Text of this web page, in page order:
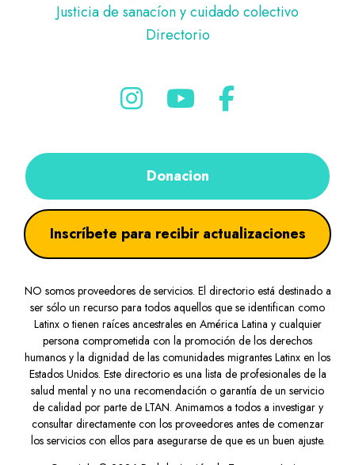
Justicia de sanacíon y cuidado colectivo
Directorio
Donacion
Inscríbete para recibir actualizaciones
NO somos proveedores de servicios. El directorio está destinado a
ser sólo un recurso para todos aquellos que se identifican como
Latinx o tienen raíces ancestrales en América Latina y cualquier
persona comprometida con la promoción de los derechos
humanos y la dignidad de las comunidades migrantes Latinx en los
Estados Unidos. Este directorio es una lista de profesionales de la
salud mental y no una recomendación o garantía de un servicio
de calidad por parte de LTAN. Animamos a todos a investigar y
consultar directamente con los proveedores antes de comenzar
los servicios con ellos para asegurarse de que es un buen ajuste.